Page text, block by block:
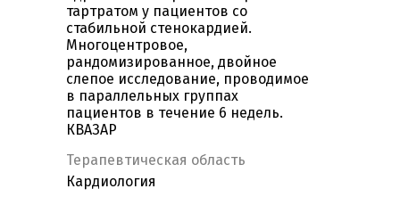
тартратом у пациентов со
стабильной стенокардией.
Многоцентровое,
рандомизированное, двойное
слепое исследование, проводимое
в параллельных группах
пациентов в течение 6 недель.
КВАЗАР
Терапевтическая область
Кардиология